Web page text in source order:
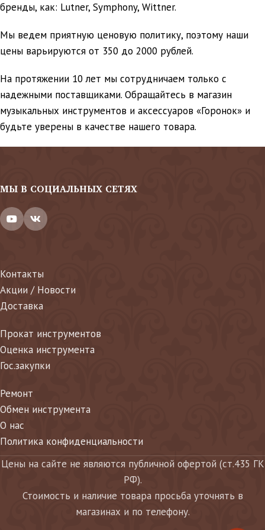
бренды, как: Lutner, Symphony, Wittner.
Мы ведем приятную ценовую политику, поэтому наши
цены варьируются от 350 до 2000 рублей.
На протяжении 10 лет мы сотрудничаем только с
надежными поставщиками. Обращайтесь в магазин
музыкальных инструментов и аксессуаров «Горонок» и
будьте уверены в качестве нашего товара.
МЫ В СОЦИАЛЬНЫХ СЕТЯХ
Контакты
Акции / Новости
Доставка
Прокат инструментов
Оценка инструмента
Гос.закупки
Ремонт
Обмен инструмента
О нас
Политика конфиденциальности
Цены на сайте не являются публичной офертой (ст.435 ГК
РФ).
Стоимость и наличие товара просьба уточнять в
магазинах и по телефону.